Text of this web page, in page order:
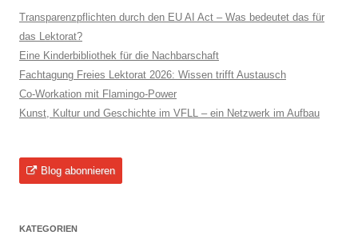
Transparenzpflichten durch den EU AI Act – Was bedeutet das für
das Lektorat?
Eine Kinderbibliothek für die Nachbarschaft
Fachtagung Freies Lektorat 2026: Wissen trifft Austausch
Co-Workation mit Flamingo-Power
Kunst, Kultur und Geschichte im VFLL – ein Netzwerk im Aufbau
Blog abonnieren
KATEGORIEN